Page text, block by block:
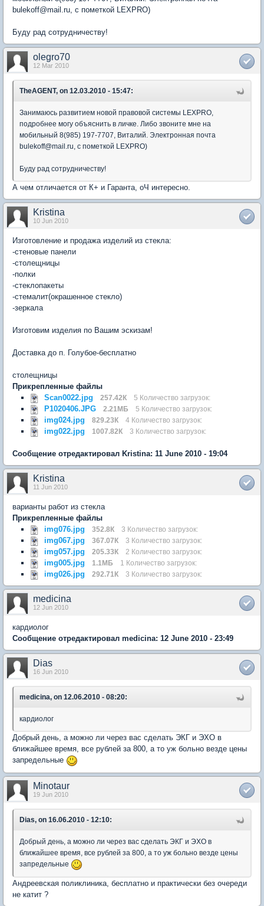
bulekoff@mail.ru, с пометкой LEXPRO)
Буду рад сотрудничеству!
olegro70
12 Mar 2010
TheAGENT, on 12.03.2010 - 15:47:
Занимаюсь развитием новой правовой системы LEXPRO,
подробнее могу объяснить в личке. Либо звоните мне на
мобильный 8(985) 197-7707, Виталий. Электронная почта
bulekoff@mail.ru, с пометкой LEXPRO)
Буду рад сотрудничеству!
А чем отличается от К+ и Гаранта, оЧ интересно.
Kristina
10 Jun 2010
Изготовление и продажа изделий из стекла:
-стеновые панели
-столещницы
-полки
-стеклопакеты
-стемалит(окрашенное стекло)
-зеркала
Изготовим изделия по Вашим эскизам!
Доставка до п. Голубое-бесплатно
столещницы
Прикрепленные файлы
Scan0022.jpg
257.42К 5 Количество загрузок:
P1020406.JPG 2.21МБ 5 Количество загрузок:
img024.jpg 829.23К 4 Количество загрузок:
img022.jpg 1007.82К 3 Количество загрузок:
Сообщение отредактировал Kristina: 11 June 2010 - 19:04
Kristina
11 Jun 2010
варианты работ из стекла
Прикрепленные файлы
img076.jpg
352.8К 3 Количество загрузок:
img067.jpg 367.07К 3 Количество загрузок:
img057.jpg 205.33К 2 Количество загрузок:
img005.jpg 1.1МБ 1 Количество загрузок:
img026.jpg 292.71К 3 Количество загрузок:
medicina
12 Jun 2010
кардиолог
Сообщение отредактировал medicina: 12 June 2010 - 23:49
Dias
16 Jun 2010
medicina, on 12.06.2010 - 08:20:
кардиолог
Добрый день, а можно ли через вас сделать ЭКГ и ЭХО в
ближайшее время, все рублей за 800, а то уж больно везде цены
запредельные
Minotaur
19 Jun 2010
Dias, on 16.06.2010 - 12:10:
Добрый день, а можно ли через вас сделать ЭКГ и ЭХО в
ближайшее время, все рублей за 800, а то уж больно везде цены
запредельные
Андреевская поликлиника, бесплатно и практически без очереди
не катит ?